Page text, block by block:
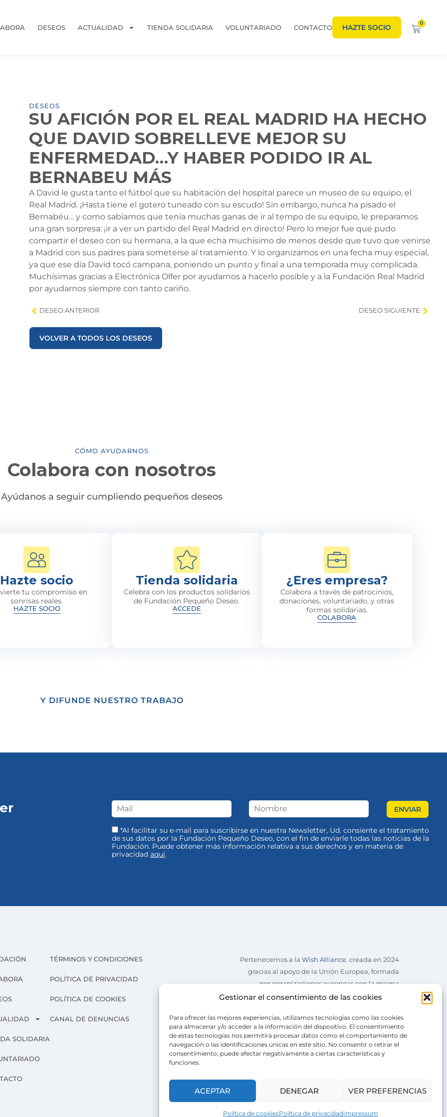
Gestionar el consentimiento de las cookies
Para ofrecer las mejores experiencias, utilizamos tecnologías como las cookies
para almacenar y/o acceder a la información del dispositivo. El consentimiento
de estas tecnologías nos permitirá procesar datos como el comportamiento de
navegación o las identificaciones únicas en este sitio. No consentir o retirar el
consentimiento, puede afectar negativamente a ciertas características y
funciones.
ACEPTAR DENEGAR VER PREFERENCIAS
Política de cookiesPolítica de privacidadImpressum
DESEOS ACTUALIDAD TIENDA SOLIDARIA VOLUNTARIADO CONTACTO HAZTE SOCIO 0
DESEOS
SU AFICIÓN POR EL REAL MADRID HA HECHO
QUE DAVID SOBRELLEVE MEJOR SU
ENFERMEDAD…Y HABER PODIDO IR AL
BERNABEU MÁS
A David le gusta tanto el fútbol que su habitación del hospital parece un museo de su equipo, el
Real Madrid. ¡Hasta tiene el gotero tuneado con su escudo! Sin embargo, nunca ha pisado el
Bernabéu… y como sabíamos que tenía muchas ganas de ir al tempo de su equipo, le preparamos
una gran sorpresa: ¡ir a ver un partido del Real Madrid en directo! Pero lo mejor fue que pudo
compartir el deseo con su hermana, a la que echa muchísimo de menos desde que tuvo que venirse
a Madridcon sus padres para someterse al tratamiento. Y lo organizamos en una fecha muy especial,
ya que ese día David tocó campana, poniendo un punto y final a una temporada muy complicada.
Muchísimas gracias a Electrónica Olfer por ayudarnos a hacerlo posible y a la Fundación Real Madrid
por ayudarnos siempre con tanto cariño.
DESEO ANTERIOR DESEO SIGUIENTE
VOLVER A TODOS LOS DESEOS
CÓMO AYUDARNOS
Colabora con nosotros
Ayúdanos a seguir cumpliendo pequeños deseos
Hazte socio
tu compromiso en
sonrisas reales.
HAZTE SOCIO
Tienda solidaria
Celebra con los productos solidarios
de Fundación Pequeño Deseo.
ACCEDE
¿Eres empresa?
Colabora a través de patrocinios,
donaciones, voluntariado, y otras
formas solidarias.
COLABORA
Y DIFUNDE NUESTRO TRABAJO
*Al facilitar su e-mail para suscribirse en nuestra Newsletter, Ud. consiente el tratamiento
de sus datos por la Fundación Pequeño Deseo, con el fin de enviarle todas las noticias de la
Fundación. Puede obtener más información relativa a sus derechos y en materia de
privacidad aquí.
SOLIDARIA
TÉRMINOS Y CONDICIONES
POLÍTICA DE PRIVACIDAD
POLÍTICA DE COOKIES
CANAL DE DENUNCIAS
Pertenecemos a la Wish Alliance. creada en 2024
gracias al apoyo de la Unión Europea, formada
por organizaciones europeas con la misma
misión.